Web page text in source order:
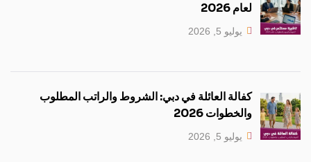
لعام 2026
يوليو 5, 2026
كفالة العائلة في دبي: الشروط والراتب المطلوب
والخطوات 2026
يوليو 5, 2026